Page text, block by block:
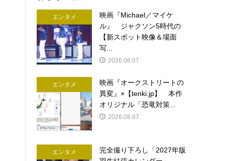
エンタメ
映画『Michael／マイケ
ル』 ジャクソン5時代の
【新スポット映像＆場面
写...
2026.08.07
エンタメ
映画『オークストリートの
異変』×【tenki.jp】 本作
オリジナル「恐竜対策...
2026.08.07
エンタメ
完全撮り下ろし「2027年版